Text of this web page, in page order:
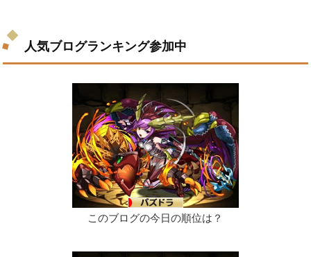
人気ブログランキング参加中
このブログの今日の順位は？